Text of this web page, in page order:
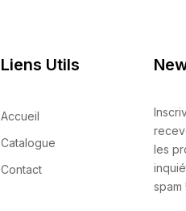
Liens Utils
Accueil
Catalogue
Contact
les
spam !